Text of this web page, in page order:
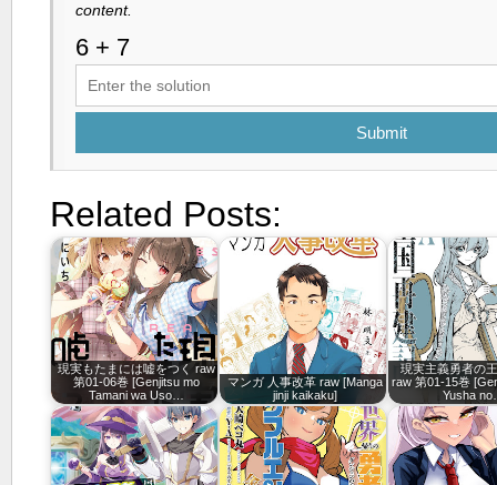
content.
Submit
Related Posts:
現実もたまには嘘をつく raw
第01-06巻 [Genjitsu mo
Tamani wa Uso…
マンガ 人事改革 raw [Manga
jinji kaikaku]
現実主義勇者の
raw 第01-15巻
Yusha